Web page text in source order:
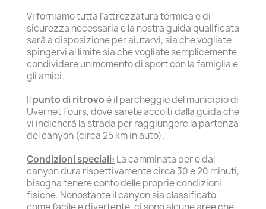
Vi forniamo tutta l'attrezzatura termica e di
sicurezza necessaria e la nostra guida qualificata
sarà a disposizione per aiutarvi, sia che vogliate
spingervi al limite sia che vogliate semplicemente
condividere un momento di sport con la famiglia e
gli amici.
Ilpunto di ritrovoè il parcheggio del municipio di
Uvernet Fours, dove sarete accolti dalla guida che
vi indicherà la strada per raggiungere la partenza
del canyon (circa 25 km in auto).
Condizioni speciali: La camminata per e dal
canyon dura rispettivamente circa 30 e 20 minuti,
bisogna tenere conto delle proprie condizioni
fisiche. Nonostante il canyon sia classificato